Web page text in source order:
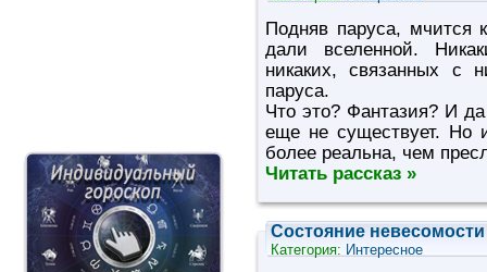
Подняв паруса, мчится
дали вселенной.
никаких, связанных с
паруса.
Что это? Фантазия? И да
еще не существует. Но
более реальна, чем
Читать рассказ »
Состояние невесомости
Категория: Интересное